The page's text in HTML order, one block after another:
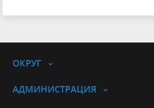
ОКРУГ
АДМИНИСТРАЦИЯ